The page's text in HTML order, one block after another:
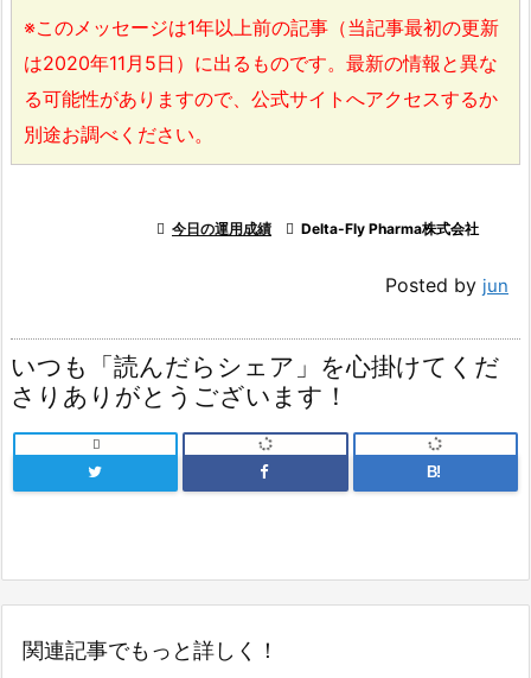
※このメッセージは1年以上前の記事（当記事最初の更新
は2020年11月5日）に出るものです。最新の情報と異な
る可能性がありますので、公式サイトへアクセスするか
別途お調べください。
 今日の運用成績  Delta-Fly Pharma株式会社
Posted by jun
いつも「読んだらシェア」を心掛けてくだ
さりありがとうございます！

B!
関連記事でもっと詳しく！